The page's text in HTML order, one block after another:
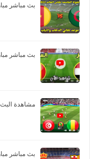
بث مباشر
بث مباشر
مشاهدة
بث مباشر